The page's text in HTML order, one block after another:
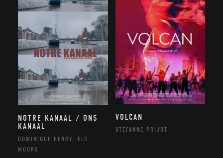
NOTRE KANAAL / ONS
KANAAL
DOMINIQUE HENRY, ELS
MOORS
VOLCAN
STÉFANNE PRIJOT